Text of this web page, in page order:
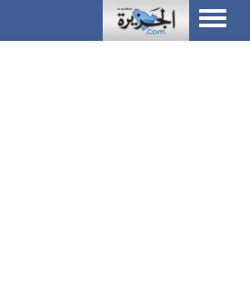
Toggle
navigation